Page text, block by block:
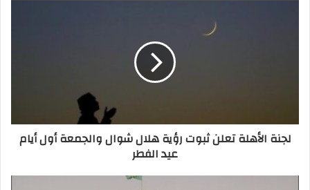
لجنة الأهلة تعلن ثبوت رؤية هلال شوال والجمعة أول أيام
عيد الفطر